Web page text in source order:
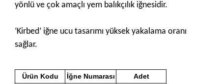
yönlü ve çok amaçlı yem balıkçılık iğnesidir.
‘Kirbed’ iğne ucu tasarımı yüksek yakalama oranı
sağlar.
Ürün Kodu İğne Numarası Adet